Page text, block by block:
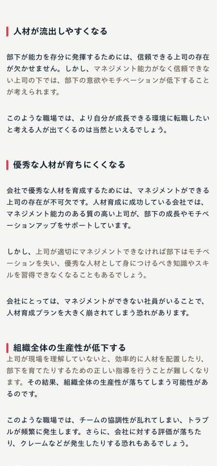
人材が流出しやすくなる
部下が能力を存分に発揮するためには、信頼できる上司の存在
が欠かせません。しかし、 マネジメント能力がなく信頼できな
い上司の下では、部下の意欲やモチベーションが低下すること
が考えられます。
このような職場では、より自分が成長できる環境に転職したい
と考える人が出てくるのは当然といえるでしょう。
優秀な人材が育ちにくくなる
会社で優秀な人材を育成するためには、マネジメントができる
上司の存在が不可欠です。人材育成に成功している会社では、
マネジメント能力のある質の高い上司が、部下の成長やモチベ
ーションアップをサポートしています。
しかし、 上司が適切にマネジメントできなければ部下はモチベ
ーションを失い、優秀な人材として身につけるべき知識やスキ
ルを習得できなくなることもあるでしょう。
会社にとっては、マネジメントができない社員がいることで、
人材育成プランを大きく崩されてしまう恐れがあります。
組織全体の生産性が低下する
上司が現場を理解していないと、効率的に人材を配置したり、
部下を育てたりするための正しい指導を行うことが難しくなり
ます。 その結果、組織全体の生産性が落ちてしまう可能性があ
るのです。
このような職場では、チームの協調性が乱れてしまい、トラブ
ルが頻繁に発生します。さらに、会社に対する評価が落ちた
り、クレームなどが発生したりする恐れもあるでしょう。